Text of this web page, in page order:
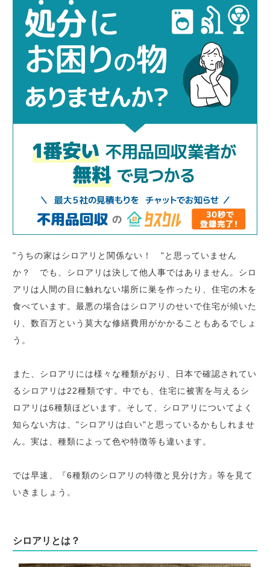
"うちの家はシロアリと関係ない！ "と思っていません
か？ でも、シロアリは決して他人事ではありません。シロ
アリは人間の目に触れない場所に巣を作ったり、住宅の木を
食べています。最悪の場合はシロアリのせいで住宅が傾いた
り、数百万という莫大な修繕費用がかかることもあるでしょ
う。
また、シロアリには様々な種類がおり、日本で確認されてい
るシロアリは22種類です。中でも、住宅に被害を与えるシ
ロアリは6種類ほどいます。そして、シロアリについてよく
知らない方は、"シロアリは白い"と思っているかもしれませ
ん。実は、種類によって色や特徴等も違います。
では早速、『6種類のシロアリの特徴と見分け方』等を見て
いきましょう。
シロアリとは？